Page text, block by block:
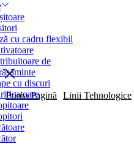
cu cadru flexibil
de
cu discuri
Prima Pagină Linii Tehnologice